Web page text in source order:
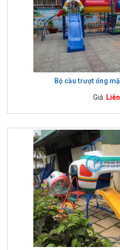
Bộ cầu trượt ống
Giá: